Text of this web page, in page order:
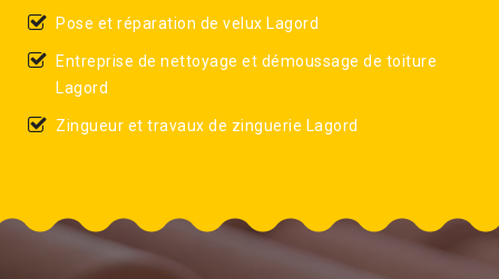
Pose et réparation de velux Lagord
Entreprise de nettoyage et démoussage de toiture
Lagord
Zingueur et travaux de zinguerie Lagord